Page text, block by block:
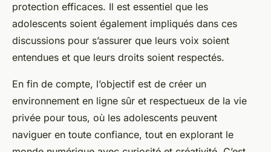
protection efficaces. Il est essentiel que les
adolescents soient également impliqués dans ces
discussions pour s’assurer que leurs voix soient
entendues et que leurs droits soient respectés.
En fin de compte, l’objectif est de créer un
environnement en ligne sûr et respectueux de la vie
privée pour tous, où les adolescents peuvent
naviguer en toute confiance, tout en explorant le